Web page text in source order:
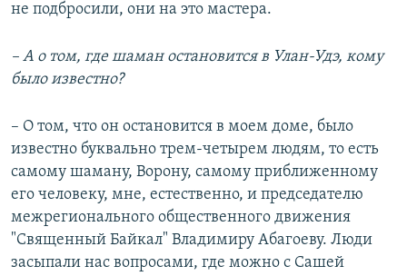
не подбросили, они на это мастера.
– А о том, где шаман остановится в Улан-Удэ, кому
было известно?
– О том, что он остановится в моем доме, было
известно буквально трем-четырем людям, то есть
самому шаману, Ворону, самому приближенному
его человеку, мне, естественно, и председателю
межрегионального общественного движения
"Священный Байкал" Владимиру Абагоеву. Люди
засыпали нас вопросами, где можно с Сашей